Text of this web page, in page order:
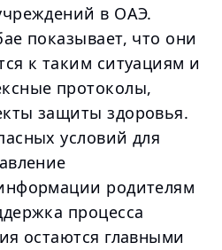
в ОАЭ.
показывает, что они
к таким ситуациям и
протоколы,
защиты здоровья.
условий для
родителям
процесса
остаются главными